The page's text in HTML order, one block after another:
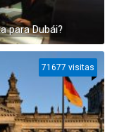
para Dubái?
71677 visitas